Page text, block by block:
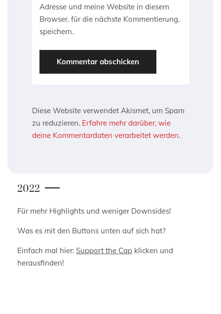
Adresse und meine Website in diesem
Browser, für die nächste Kommentierung,
speichern.
Diese Website verwendet Akismet, um Spam
zu reduzieren. Erfahre mehr darüber, wie
deine Kommentardaten verarbeitet werden.
2022
Für mehr Highlights und weniger Downsides!
Was es mit den Buttons unten auf sich hat?
Einfach mal hier: Support the Cap klicken und
herausfinden!